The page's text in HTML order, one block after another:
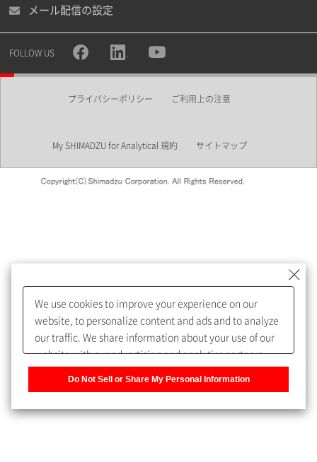
めします。
My SHIMADZU for Analyticalへ登録いただくと、技術情報や
取扱説明書・Webinarなどの閲覧ができます。
うになります。
メール配信の設定
FOLLOW US
プライバシーポリシー ご利用上の注意
My SHIMADZU for Analytical 規約 サイトマップ
We use cookies to improve your experience on our
website, to personalize content and ads and to analyze
our traffic. We share information about your use of our
website with our advertising and analytics partners,
Do Not Sell or Share My Personal Information